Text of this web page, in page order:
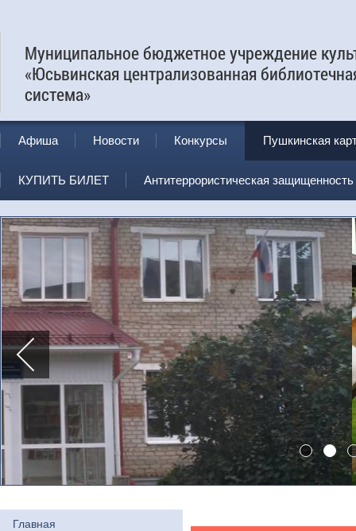
Муниципальное бюджетное учреждение
«Юсьвинская централизованная
система»
Афиша Новости Конкурсы Пушкинская
КУПИТЬ БИЛЕТ Антитеррористическая защищенность
Главная